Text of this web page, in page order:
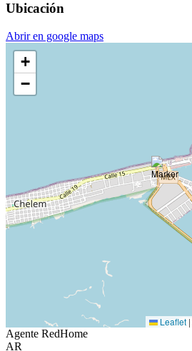
Ubicación
Abrir en google maps
+
−
Leaflet |
Agente RedHome
AR